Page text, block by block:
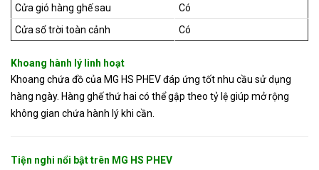
Cửa gió hàng ghế sau
Có
Cửa sổ trời toàn cảnh
Có
Khoang hành lý linh hoạt
Khoang chứa đồ của MG HS PHEV đáp ứng tốt nhu cầu sử dụng
hàng ngày. Hàng ghế thứ hai có thể gập theo tỷ lệ giúp mở rộng
không gian chứa hành lý khi cần.
Tiện nghi nổi bật trên MG HS PHEV